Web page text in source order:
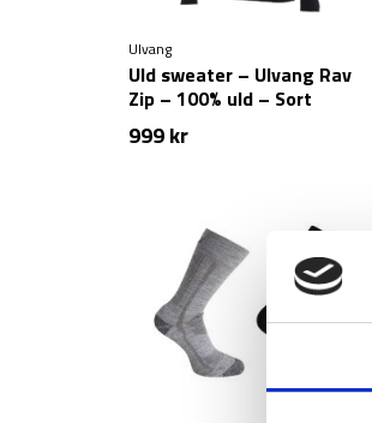
Ulvang
Uld sweater – Ulvang Rav
Zip – 100% uld – Sort
999kr